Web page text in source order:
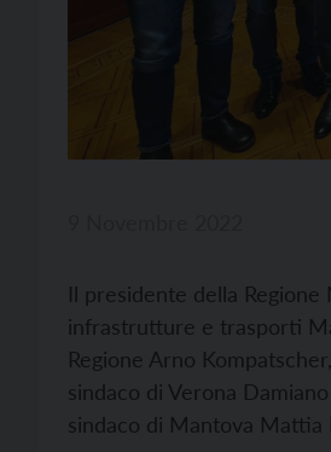
Il presidente della
infrastrutture e trasporti
Regione Arno
sindaco di Verona
sindaco di Mantova Mattia